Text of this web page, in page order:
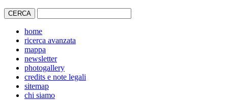
home
ricerca avanzata
mappa
newsletter
photogallery
credits e note legali
sitemap
chi siamo